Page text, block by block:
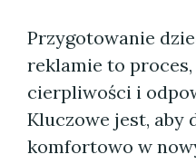
Przygotowanie
reklamie to
cierpliwości i
Kluczowe jest, aby
komfortowo w